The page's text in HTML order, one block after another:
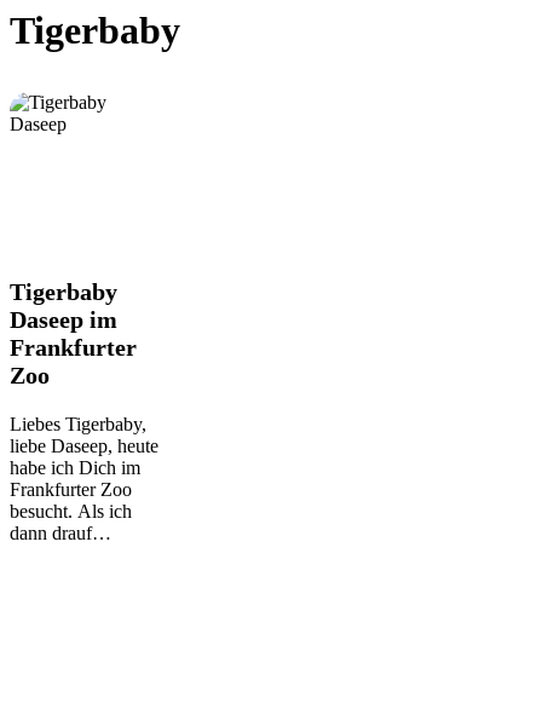
Tigerbaby
Tigerbaby
Daseep
im
Frankfurter
Zoo
Tigerbaby
Daseep im
Frankfurter
Zoo
Liebes Tigerbaby,
liebe Daseep, heute
habe ich Dich im
Frankfurter Zoo
besucht. Als ich
dann drauf…